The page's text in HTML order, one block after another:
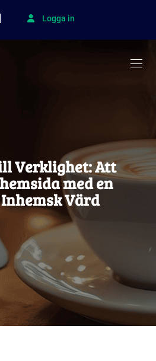
Logga in
Verklighet: Att
med en
Värd